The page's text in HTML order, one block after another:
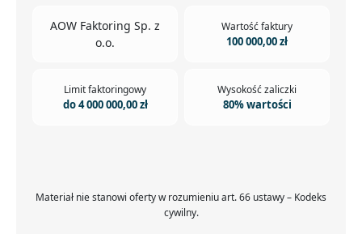
AOW Faktoring Sp. z
o.o.
Wartość faktury
100 000,00 zł
Limit faktoringowy
do 4 000 000,00 zł
Wysokość zaliczki
80% wartości
Materiał nie stanowi oferty w rozumieniu art. 66 ustawy – Kodeks
cywilny.